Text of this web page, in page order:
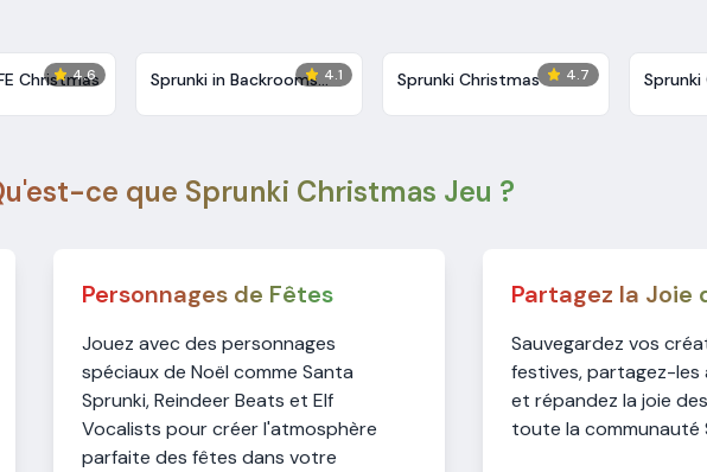
4.6
Christmas 4.1
Sprunki in Backrooms
4.7
Sprunki Christmas Sprunki
ce que Sprunki Christmas Jeu ?
Personnages de Fêtes
Jouez avec des personnages
spéciaux de Noël comme Santa
Sprunki, Reindeer Beats et Elf
Vocalists pour créer l'atmosphère
parfaite des fêtes dans votre
Partagez la Joie
Sauvegardez vos
festives, partagez-les
et répandez la joie
toute la communauté